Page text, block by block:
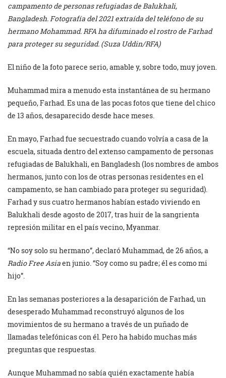
campamento de personas refugiadas de Balukhali,
Bangladesh. Fotografía del 2021 extraída del teléfono de su
hermano Mohammad. RFA ha difuminado el rostro de Farhad
para proteger su seguridad. (Suza Uddin/RFA)
El niño de la foto parece serio, amable y, sobre todo, muy joven.
Muhammad mira a menudo esta instantánea de su hermano
pequeño, Farhad. Es una de las pocas fotos que tiene del chico
de 13 años, desaparecido desde hace meses.
En mayo, Farhad fue secuestrado cuando volvía a casa de la
escuela, situada dentro del extenso campamento de personas
refugiadas de Balukhali, en Bangladesh (los nombres de ambos
hermanos, junto con los de otras personas residentes en el
campamento, se han cambiado para proteger su seguridad).
Farhad y sus cuatro hermanos habían estado viviendo en
Balukhali desde agosto de 2017, tras huir de la sangrienta
represión militar en el país vecino, Myanmar.
“No soy solo su hermano”, declaró Muhammad, de 26 años, a
Radio Free Asiaen junio. “Soy como su padre; él es como mi
hijo”.
En las semanas posteriores a la desaparición de Farhad, un
desesperado Muhammad reconstruyó algunos de los
movimientos de su hermano a través de un puñado de
llamadas telefónicas con él. Pero ha habido muchas más
preguntas que respuestas.
Aunque Muhammad no sabía quién exactamente había